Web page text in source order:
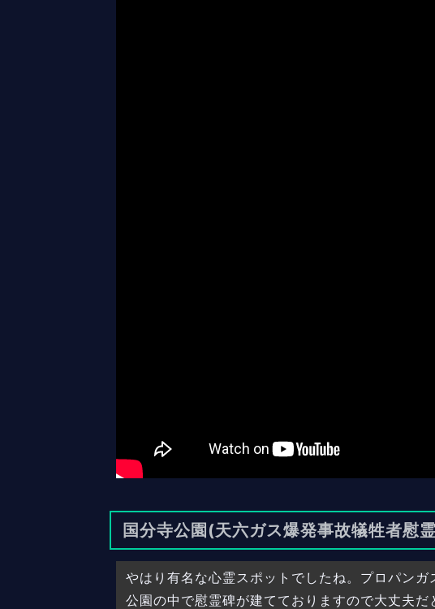
国分寺公園(天六ガス爆発事故犠牲者慰
やはり有名な心霊スポットでしたね。プロパン
公園の中で慰霊碑が建てておりますので大丈夫